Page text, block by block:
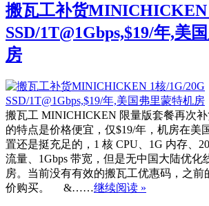
搬瓦工补货MINICHICKEN
SSD/1T@1Gbps,$19/年,美
房
搬瓦工 MINICHICKEN 限量版套餐再次
的特点是价格便宜，仅$19/年，机房在美
置还是挺充足的，1 核 CPU、1G 内存、
流量、1Gbps 带宽，但是无中国大陆优化
房。当前没有有效的搬瓦工优惠码，之前
价购买。 &……继续阅读 »